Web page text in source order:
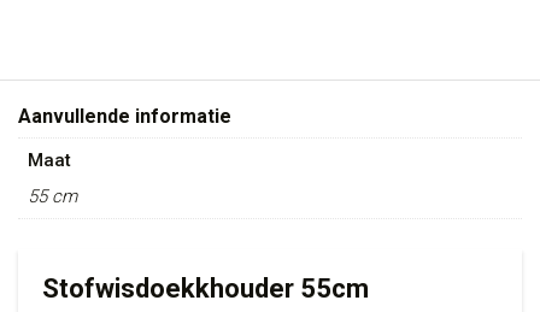
Aanvullende informatie
Maat
55 cm
Stofwisdoekkhouder 55cm